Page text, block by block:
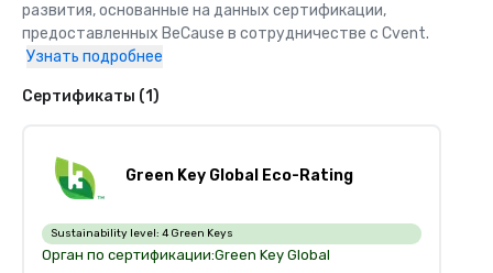
развития, основанные на данных сертификации,
предоставленных BeCause в сотрудничестве с Cvent.
Узнать подробнее
Сертификаты (1)
Green Key Global Eco-Rating
Sustainability level: 4 Green Keys
Орган по сертификации:Green Key Global